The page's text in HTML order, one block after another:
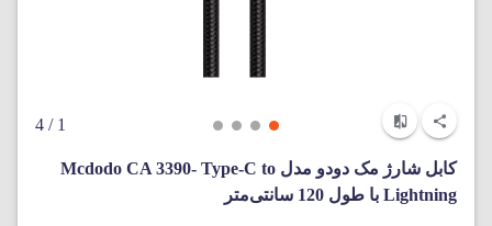
1
/ 4
کابل شارژ مک دودو مدل Mcdodo CA 3390- Type-C to
Lightning با طول 120 سانتی‌‌متر